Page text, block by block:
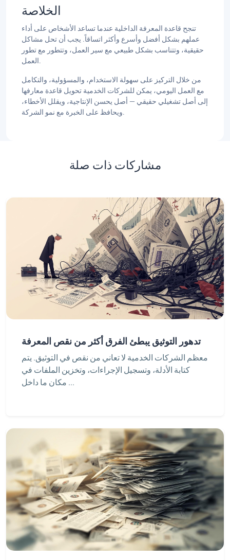
الخلاصة
تنجح قاعدة المعرفة الداخلية عندما تساعد الأشخاص على أداء
عملهم بشكل أفضل وأسرع وأكثر اتساقاً. يجب أن تحل مشاكل
حقيقية، وتتناسب بشكل طبيعي مع سير العمل، وتتطور مع تطور
العمل.
من خلال التركيز على سهولة الاستخدام، والمسؤولية، والتكامل
مع العمل اليومي، يمكن للشركات الخدمية تحويل قاعدة معارفها
إلى أصل تشغيلي حقيقي — أصل يحسن الإنتاجية، ويقلل الأخطاء،
ويحافظ على الخبرة مع نمو الشركة.
مشاركات ذات صلة
تدهور التوثيق يبطئ الفرق أكثر من نقص المعرفة
معظم الشركات الخدمية لا تعاني من نقص في التوثيق. يتم
كتابة الأدلة، وتسجيل الإجراءات، وتخزين الملفات في
مكان ما داخل ...